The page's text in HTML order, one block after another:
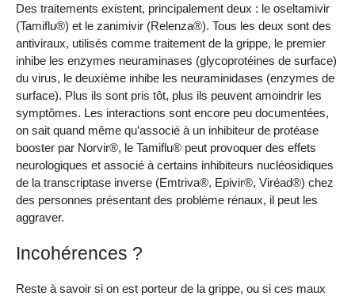
Des traitements existent, principalement deux : le oseltamivir
(Tamiflu®) et le zanimivir (Relenza®). Tous les deux sont des
antiviraux, utilisés comme traitement de la grippe, le premier
inhibe les enzymes neuraminases (glycoprotéines de surface)
du virus, le deuxième inhibe les neuraminidases (enzymes de
surface). Plus ils sont pris tôt, plus ils peuvent amoindrir les
symptômes. Les interactions sont encore peu documentées,
on sait quand même qu’associé à un inhibiteur de protéase
booster par Norvir®, le Tamiflu® peut provoquer des effets
neurologiques et associé à certains inhibiteurs nucléosidiques
de la transcriptase inverse (Emtriva®, Epivir®, Viréad®) chez
des personnes présentant des problème rénaux, il peut les
aggraver.
Incohérences ?
Reste à savoir si on est porteur de la grippe, ou si ces maux